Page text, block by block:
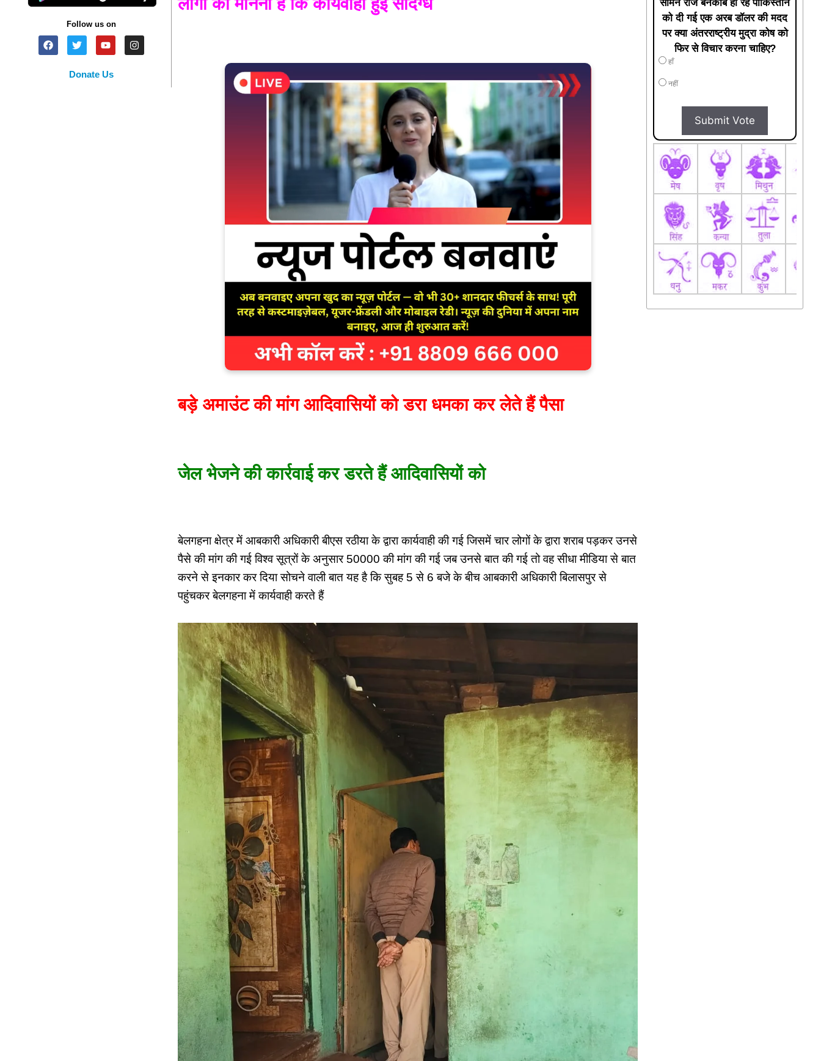
Follow us on
Donate Us
बड़े अमाउंट की मांग आदिवासियों को डरा धमका कर लेते हैं पैसा
जेल भेजने की कार्रवाई कर डरते हैं आदिवासियों को
बेलगहना क्षेत्र में आबकारी अधिकारी बीएस रठीया के द्वारा कार्यवाही की गई जिसमें चार लोगों के द्वारा शराब पड़कर उनसे
पैसे की मांग की गई विश्व सूत्रों के अनुसार 50000 की मांग की गई जब उनसे बात की गई तो वह सीधा मीडिया से बात
करने से इनकार कर दिया सोचने वाली बात यह है कि सुबह 5 से 6 बजे के बीच आबकारी अधिकारी बिलासपुर से
पहुंचकर बेलगहना में कार्यवाही करते हैं
सामने रोज बेनकाब हो रहे पाकिस्तान
को दी गई एक अरब डॉलर की मदद
पर क्या अंतरराष्ट्रीय मुद्रा कोष को
फिर से विचार करना चाहिए?
हाँ
नहीं
Submit Vote